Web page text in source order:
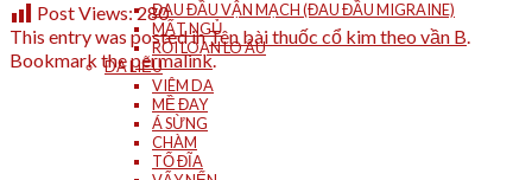
ĐAU ĐẦU VẬN MẠCH (ĐAU ĐẦU MIGRAINE)
MẤT NGỦ
RỐI LOẠN LO ÂU
DA LIỄU
VIÊM DA
MỀ ĐAY
Á SỪNG
CHÀM
TỔ ĐĨA
Post Views: 280
This entry was posted inTên bài thuốc cổ kim theo vần B.
Bookmark thepermalink.